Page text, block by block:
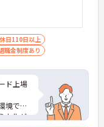
日110日以上
職金制度あり
ド上場
境で
文化が